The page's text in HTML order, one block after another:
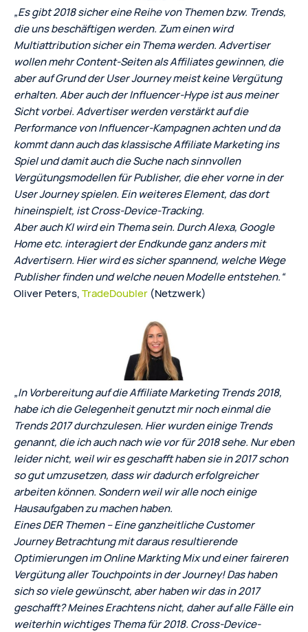
„Es gibt 2018 sicher eine Reihe von Themen bzw. Trends,
die uns beschäftigen werden. Zum einen wird
Multiattribution sicher ein Thema werden. Advertiser
wollen mehr Content-Seiten als Affiliates gewinnen, die
aber auf Grund der User Journey meist keine Vergütung
erhalten. Aber auch der Influencer-Hype ist aus meiner
Sicht vorbei. Advertiser werden verstärkt auf die
Performance von Influencer-Kampagnen achten und da
kommt dann auch das klassische Affiliate Marketing ins
Spiel und damit auch die Suche nach sinnvollen
Vergütungsmodellen für Publisher, die eher vorne in der
User Journey spielen. Ein weiteres Element, das dort
hineinspielt, ist Cross-Device-Tracking.
Aber auch KI wird ein Thema sein. Durch Alexa, Google
Home etc. interagiert der Endkunde ganz anders mit
Advertisern. Hier wird es sicher spannend, welche Wege
Publisher finden und welche neuen Modelle entstehen.“
Oliver Peters,TradeDoubler (Netzwerk)
„In Vorbereitung auf die Affiliate Marketing Trends 2018,
habe ich die Gelegenheit genutzt mir noch einmal die
Trends 2017 durchzulesen. Hier wurden einige Trends
genannt, die ich auch nach wie vor für 2018 sehe. Nur eben
leider nicht, weil wir es geschafft haben sie in 2017 schon
so gut umzusetzen, dass wir dadurch erfolgreicher
arbeiten können. Sondern weil wir alle noch einige
Hausaufgaben zu machen haben.
Eines DER Themen – Eine ganzheitliche Customer
Journey Betrachtung mit daraus resultierende
Optimierungen im Online Markting Mix und einer faireren
Vergütung aller Touchpoints in der Journey! Das haben
sich so viele gewünscht, aber haben wir das in 2017
geschafft? Meines Erachtens nicht, daher auf alle Fälle ein
weiterhin wichtiges Thema für 2018. Cross-Device-